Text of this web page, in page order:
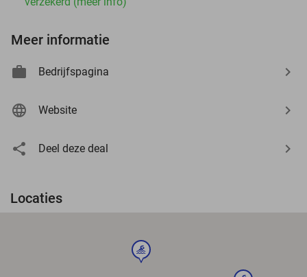
Meer informatie
Bedrijfspagina
Website
Deel deze deal
Locaties
sport